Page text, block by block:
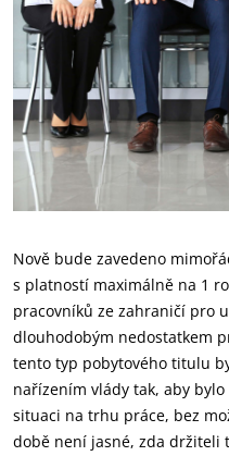
Nově bude zavedeno
s platností maximálně na 1
pracovníků ze zahraničí pro
dlouhodobým nedostatkem
tento typ pobytového titulu
nařízením vlády tak, aby
situaci na trhu práce, bez
době není jasné, zda držiteli